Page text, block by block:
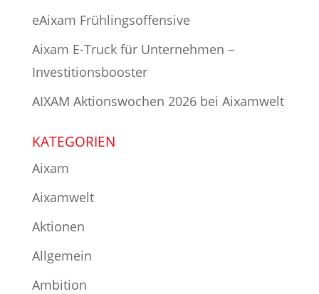
eAixam Frühlingsoffensive
Aixam E-Truck für Unternehmen –
Investitionsbooster
AIXAM Aktionswochen 2026 bei Aixamwelt
KATEGORIEN
Aixam
Aixamwelt
Aktionen
Allgemein
Ambition